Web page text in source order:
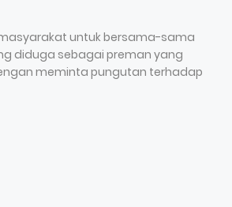
untuk bersama-sama
diduga sebagai preman yang
meminta pungutan terhadap